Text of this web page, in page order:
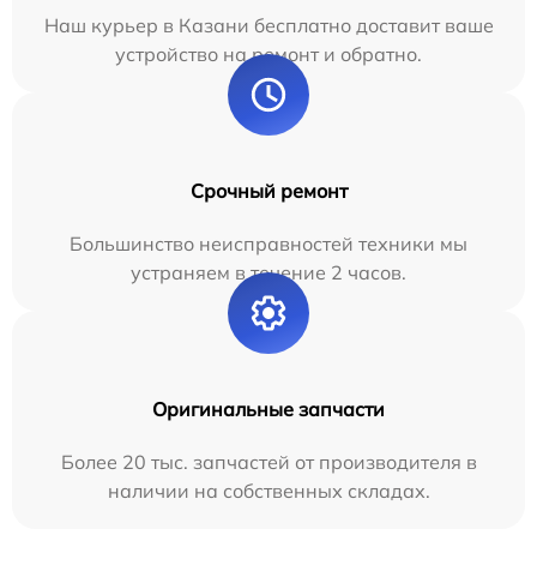
Наш курьер в Казани бесплатно доставит ваше
устройство на ремонт и обратно.
Срочный ремонт
Большинство неисправностей техники мы
устраняем в течение 2 часов.
Оригинальные запчасти
Более 20 тыс. запчастей от производителя в
наличии на собственных складах.